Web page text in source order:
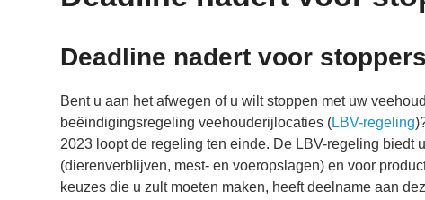
Deadline nadert voor
Bent u aan het afwegen of u wilt stoppen met uw
beëindigingsregeling veehouderijlocaties (LBV-regeling
2023 loopt de regeling ten einde. De LBV-regeling
(dierenverblijven, mest- en voeropslagen) en voor
keuzes die u zult moeten maken, heeft deelname aan